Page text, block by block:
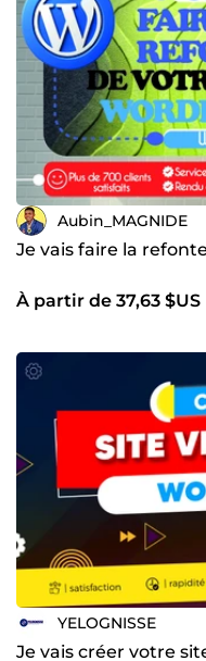
Aubin_MAGNIDE
Je vais faire la
À partir de 37,63 $US
YELOGNISSE
Je vais créer votre